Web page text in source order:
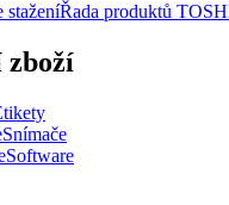
Řada produktů
zboží
Snímače
Software